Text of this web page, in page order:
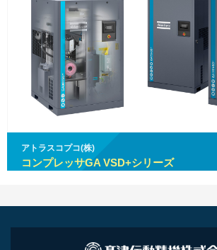
アトラスコプコ(株)
コンプレッサGA VSD+シリーズ